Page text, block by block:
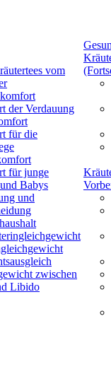
vom
der Verdauung
für die
für junge
Babys
und
zwischen
Libido